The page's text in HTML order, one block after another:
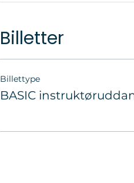
Billetter
Billettype
BASIC